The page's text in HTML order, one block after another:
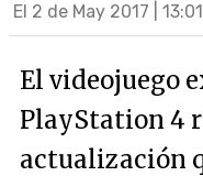
El 2 de May 2017 | 13:01
El videojuego
PlayStation 4
actualización